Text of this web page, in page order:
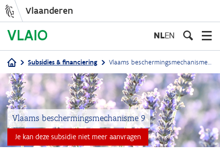
gaan
Vlaanderen
NLEN
Kruimelpad
Subsidies & financiering Vlaams beschermingsmechanisme 9
Vlaams beschermingsmechanisme 9
Je kan deze subsidie niet meer aanvragen